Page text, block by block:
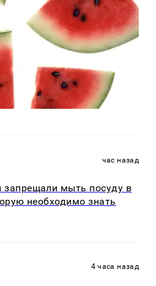
час назад
мыть посуду в
необходимо знать
4 часа назад